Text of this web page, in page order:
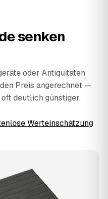
senken
oder Antiquitäten
Preis angerechnet —
deutlich günstiger.
Werteinschätzung